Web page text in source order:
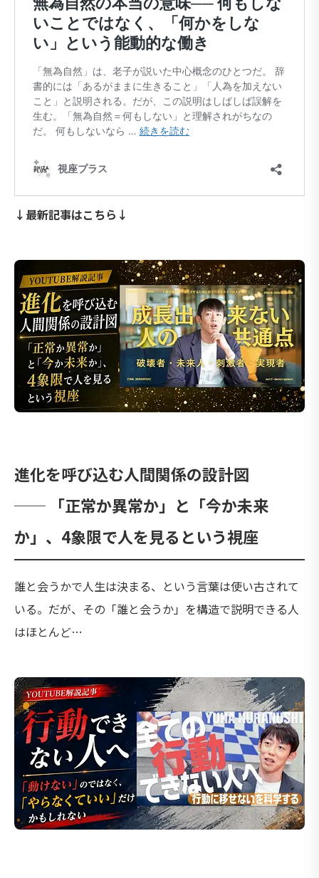
↓最新記事はこちら↓
進化を呼び込む人間関係の設計図
── 「正常か異常か」と「今か未来
か」、4象限で人を見るという視座
誰と会うかで人生は決まる、という言葉は使い古されて
いる。だが、その「誰と会うか」を構造で説明できる人
はほとんど…